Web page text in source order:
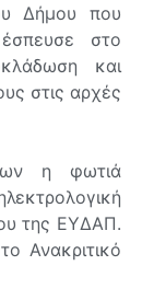
Δήμου που
στο
και
στις αρχές
η φωτιά
της ΕΥΔΑΠ.
Ανακριτικό